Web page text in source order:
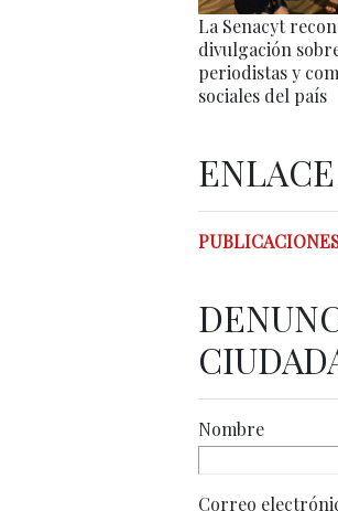
La Senacyt
divulgación
periodistas y
sociales del país
Nombre
Correo